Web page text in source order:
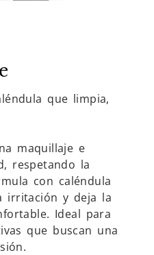
que limpia,
maquillaje e
respetando la
con caléndula
irritación y deja la
Ideal para
que buscan una